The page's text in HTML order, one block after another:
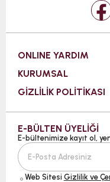
ONLINE YARDIM
KURUMSAL
GİZLİLİK POLİTİKASI
E-BÜLTEN ÜYELİĞİ
E-bültenimize kayıt ol,
Web Sitesi Gizlilik ve